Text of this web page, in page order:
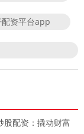
配资平台app
股配资：撬动财富